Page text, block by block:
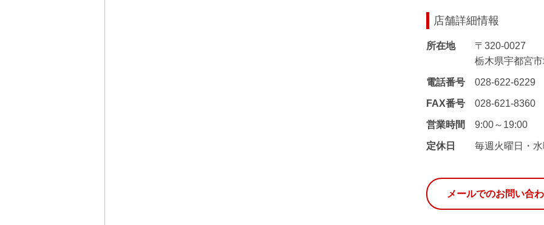
店舗詳細情報
所在地
〒320-0027
栃木県宇都宮
電話番号 028-622-6229
FAX番号 028-621-8360
営業時間 9:00～19:00
定休日 毎週火曜日・水
メールでのお問い合